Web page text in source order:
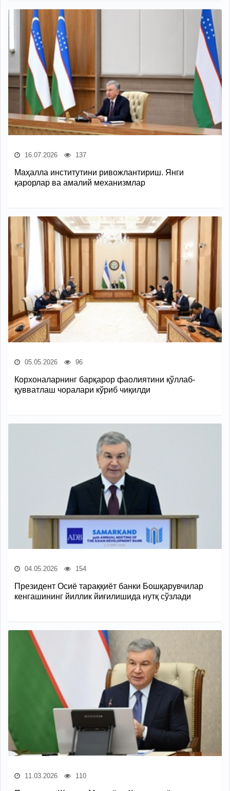
16.07.2026 137
Маҳалла институтини ривожлантириш. Янги
қарорлар ва амалий механизмлар
05.05.2026 96
Корхоналарнинг барқарор фаолиятини қўллаб-
қувватлаш чоралари кўриб чиқилди
04.05.2026 154
Президент Осиё тараққиёт банки Бошқарувчилар
кенгашининг йиллик йиғилишида нутқ сўзлади
11.03.2026 110